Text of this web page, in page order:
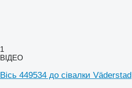
1
ВІДЕО
Вісь 449534 до сівалки Väderstad